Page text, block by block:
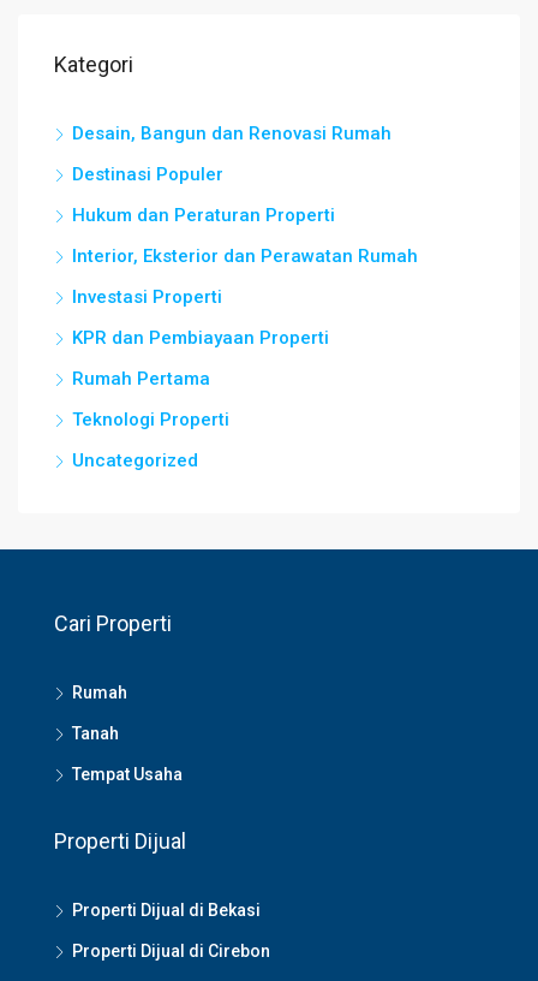
Kategori
Desain, Bangun dan Renovasi Rumah
Destinasi Populer
Hukum dan Peraturan Properti
Interior, Eksterior dan Perawatan Rumah
Investasi Properti
KPR dan Pembiayaan Properti
Rumah Pertama
Teknologi Properti
Uncategorized
Cari Properti
Rumah
Tanah
Tempat Usaha
Properti Dijual
Properti Dijual di Bekasi
Properti Dijual di Cirebon